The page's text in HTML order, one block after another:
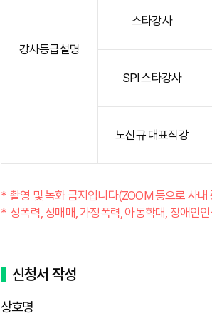
강사등급설명
스타강사
SPI 스타강사
노신규 대표직강
촬영 및 녹화 금지입니다(ZOOM 등으로 사
성폭력, 성매매, 가정폭력, 아동학대, 장애인
신청서 작성
상호명